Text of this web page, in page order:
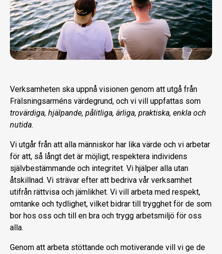
Verksamheten ska uppnå visionen genom att utgå från
Frälsningsarméns värdegrund, och vi vill uppfattas som
trovärdiga, hjälpande, pålitliga, ärliga, praktiska, enkla och
nutida.
Vi utgår från att alla människor har lika värde och vi arbetar
för att, så långt det är möjligt, respektera individens
självbestämmande och integritet. Vi hjälper alla utan
åtskillnad. Vi strävar efter att bedriva vår verksamhet
utifrån rättvisa och jämlikhet. Vi vill arbeta med respekt,
omtanke och tydlighet, vilket bidrar till trygghet för de som
bor hos oss och till en bra och trygg arbetsmiljö för oss
alla.
Genom att arbeta stöttande och motiverande vill vi ge de